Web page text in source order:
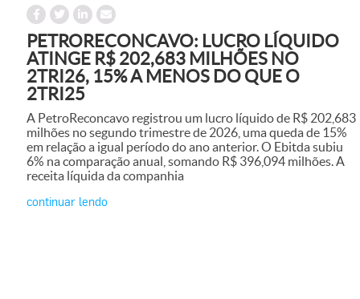
PETRORECONCAVO: LUCRO LÍQUIDO
ATINGE R$ 202,683 MILHÕES NO
2TRI26, 15% A MENOS DO QUE O
2TRI25
A PetroReconcavo registrou um lucro líquido de R$ 202,683
milhões no segundo trimestre de 2026, uma queda de 15%
em relação a igual período do ano anterior. O Ebitda subiu
6% na comparação anual, somando R$ 396,094 milhões. A
receita líquida da companhia
continuar lendo